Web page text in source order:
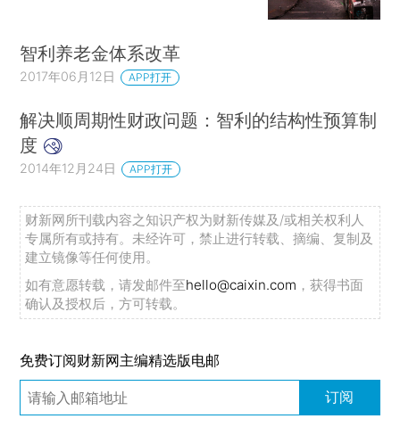
智利养老金体系改革
2017年06月12日 APP打开
解决顺周期性财政问题：智利的结构性预算制
度
2014年12月24日 APP打开
财新网所刊载内容之知识产权为财新传媒及/或相关权利人
专属所有或持有。未经许可，禁止进行转载、摘编、复制及
建立镜像等任何使用。
如有意愿转载，请发邮件至hello@caixin.com ，获得书面
确认及授权后，方可转载。
免费订阅财新网主编精选版电邮
订阅